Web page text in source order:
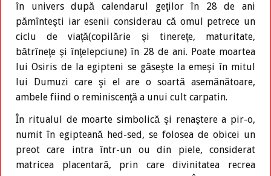
în univers după calendarul geţilor în 28 de ani
pămînteşti iar esenii considerau că omul petrece un
ciclu de viaţă(copilărie şi tinereţe, maturitate,
bătrîneţe şi înţelepciune) în 28 de ani. Poate moartea
lui Osiris de la egipteni se găseşte la emeşi în mitul
lui Dumuzi care şi el are o soartă asemănătoare,
ambele fiind o reminiscenţă a unui cult carpatin.
În ritualul de moarte simbolică şi renaştere a pir-o,
numit în egipteană hed-sed, se folosea de obicei un
preot care intra într-un ou din piele, considerat
matricea placentară, prin care divinitatea recrea